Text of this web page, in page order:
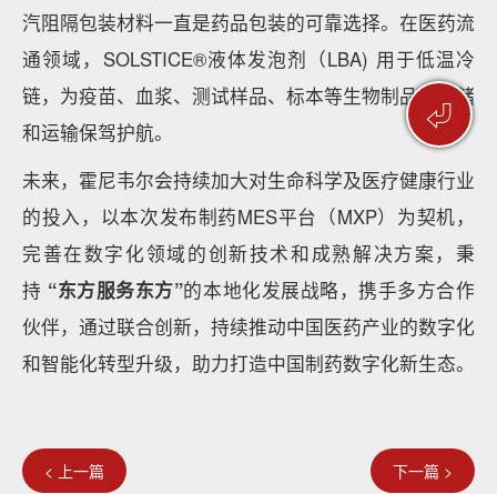
⏎
汽阻隔包装材料一直是药品包装的可靠选择。在医药流
通领域，SOLSTICE®液体发泡剂（LBA) 用于低温冷
链，为疫苗、血浆、测试样品、标本等生物制品的存储
和运输保驾护航。
未来，霍尼韦尔会持续加大对生命科学及医疗健康行业
的投入，以本次发布制药MES平台（MXP）为契机，
完善在数字化领域的创新技术和成熟解决方案，秉
持 “东方服务东方”的本地化发展战略，携手多方合作
伙伴，通过联合创新，持续推动中国医药产业的数字化
和智能化转型升级，助力打造中国制药数字化新生态。
< 上一篇 下一篇 >